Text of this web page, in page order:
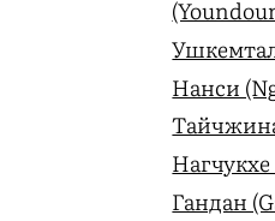
Нанси
Гандан